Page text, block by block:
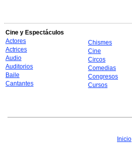
Cine y Espectáculos
Actores
Actrices
Audio
Auditorios
Baile
Cantantes
Chismes
Cine
Circos
Comedias
Congresos
Cursos
Inicio